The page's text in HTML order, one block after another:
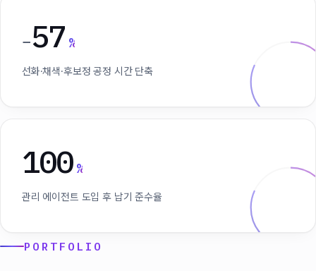
−57 %
선화·채색·후보정 공정 시간 단축
100 %
관리 에이전트 도입 후 납기 준수율
PORTFOLIO